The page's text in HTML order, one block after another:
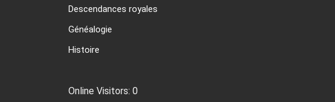
Descendances royales
Généalogie
Histoire
Online Visitors: 0